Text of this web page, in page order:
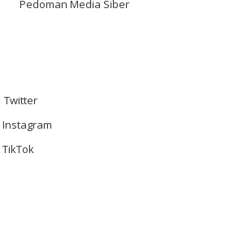
Pedoman Media Siber
Twitter
Instagram
TikTok